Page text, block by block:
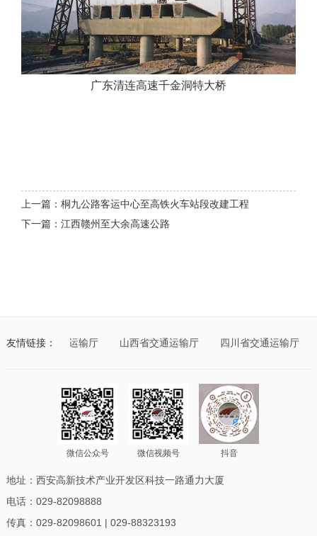
广东清连高速千金洞特大桥
上一篇：桐九公路客运中心至高铁火车站段改建工程
下一篇：江西赣州至大余高速公路
友情链接：
尔自治区交通运输厅 山西省交通运输厅 四川省交通运输厅
微信公众号 微信视频号 抖音
地址：西安高新技术产业开发区科技一路通力大厦
电话：029-82098888
传真：029-82098601 | 029-88323193